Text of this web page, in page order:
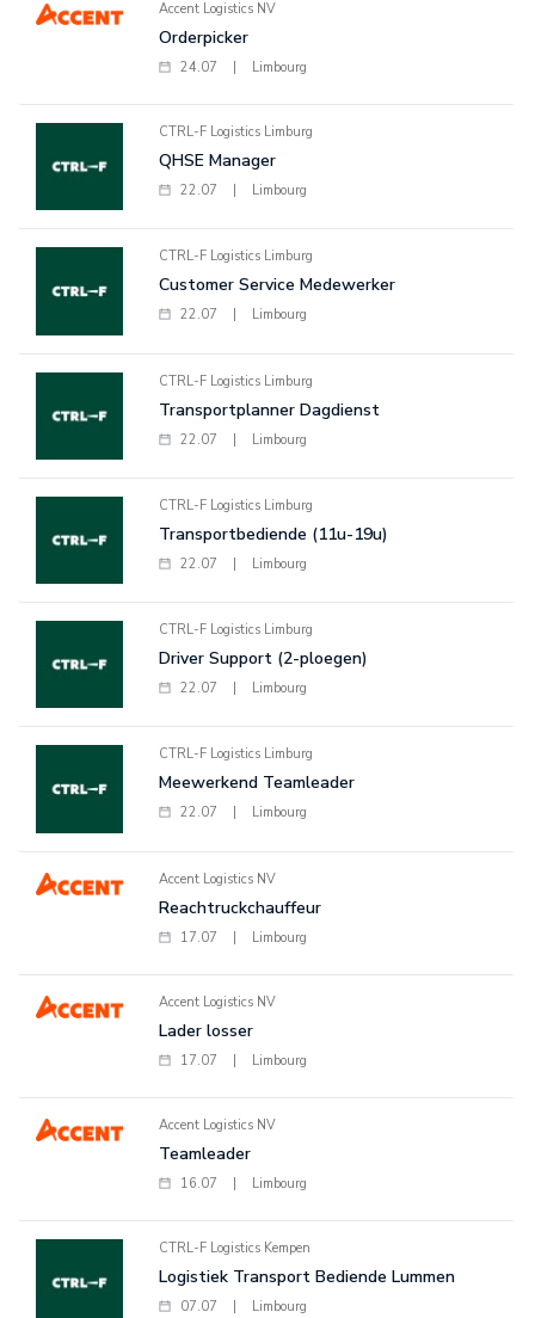
Accent Logistics NV
Orderpicker
24.07 Limbourg
CTRL-F Logistics Limburg
QHSE Manager
22.07 Limbourg
CTRL-F Logistics Limburg
Customer Service Medewerker
22.07 Limbourg
CTRL-F Logistics Limburg
Transportplanner Dagdienst
22.07 | Limbourg
CTRL-F Logistics Limburg
Transportbediende (11u-19u)
22.07 Limbourg
CTRL-F Logistics Limburg
Driver Support (2-ploegen)
22.07 Limbourg
CTRL-F Logistics Limburg
Meewerkend Teamleader
22.07 Limbourg
Accent Logistics NV
Reachtruckchauffeur
17.07 | Limbourg
Accent Logistics NV
Lader losser
17.07 | Limbourg
Accent Logistics NV
Teamleader
16.07 | Limbourg
CTRL-F Logistics Kempen
Logistiek Transport Bediende Lummen
07.07 | Limbourg